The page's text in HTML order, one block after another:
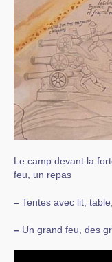
Le camp devant la
feu, un repas
– Tentes avec lit,
– Un grand feu, des